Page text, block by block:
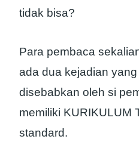
tidak bisa?
Para pembaca
ada dua kejadian
disebabkan oleh si
memiliki KURIKULUM
standard.